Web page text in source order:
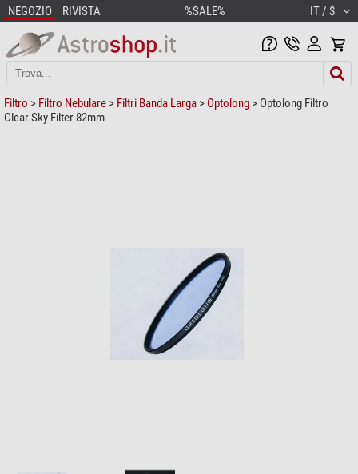
NEGOZIO RIVISTA %SALE% IT / $
Filtro > Filtro Nebulare > Filtri Banda Larga > Optolong > Optolong Filtro
Clear Sky Filter 82mm